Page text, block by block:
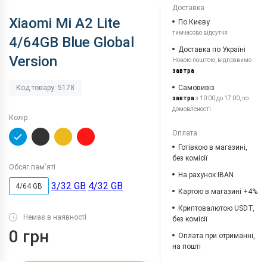
Xiaomi Mi A2 Lite
4/64GB Blue Global
Version
Код товару: 5178
Колір
Обсяг пам'яті
4/64 GB 3/32 GB 4/32 GB
Немає в наявності
0 грн
Доставка
По Києву
тимчасово відсутня
Доставка по Україні
Новою поштою, відправимо
завтра
Самовивіз
завтраз 10:00 до 17:00, по
домовленості
Оплата
Готівкою в магазині,
без комісії
На рахунок IBAN
Картою в магазині +4%
Криптовалютою USDT,
без комісії
Оплата при отриманні,
на пошті